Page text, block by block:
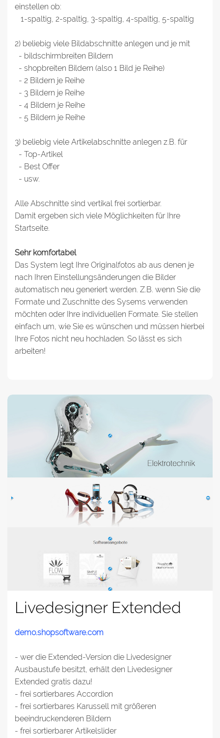
einstellen ob:
1-spaltig, 2-spaltig, 3-spaltig, 4-spaltig, 5-spaltig
2) beliebig viele Bildabschnitte anlegen und je mit
- bildschirmbreiten Bildern
- shopbreiten Bildern (also 1 Bild je Reihe)
- 2 Bildern je Reihe
- 3 Bildern je Reihe
- 4 Bildern je Reihe
- 5 Bildern je Reihe
3) beliebig viele Artikelabschnitte anlegen z.B. für
- Top-Artikel
- Best Offer
- usw.
Alle Abschnitte sind vertikal frei sortierbar.
Damit ergeben sich viele Möglichkeiten für Ihre
Startseite.
Sehr komfortabel
Das System legt Ihre Originalfotos ab aus denen je
nach Ihren Einstellungsänderungen die Bilder
automatisch neu generiert werden. Z.B. wenn Sie die
Formate und Zuschnitte des Sysems verwenden
möchten oder Ihre individuellen Formate. Sie stellen
einfach um, wie Sie es wünschen und müssen hierbei
Ihre Fotos nicht neu hochladen. So lässt es sich
arbeiten!
Livedesigner Extended
demo.shopsoftware.com
- wer die Extended-Version die Livedesigner
Ausbaustufe besitzt, erhält den Livedesigner
Extended gratis dazu!
- frei sortierbares Accordion
- frei sortierbares Karussell mit größeren
beeindruckenderen Bildern
- frei sortierbarer Artikelslider